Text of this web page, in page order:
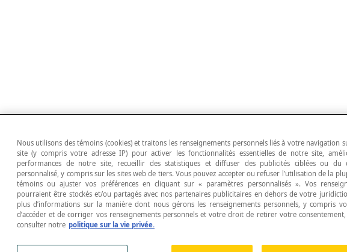
litres.
Nous utilisons des témoins (cookies) et traitons les renseignements personnels liés à votre navigation
site (y compris votre adresse IP) pour activer les fonctionnalités essentielles de notre site,
performances de notre site, recueillir des statistiques et diffuser des publicités ciblées ou du
personnalisé, y compris sur les sites web de tiers. Vous pouvez accepter ou refuser l’utilisation de la
témoins ou ajuster vos préférences en cliquant sur « paramètres personnalisés ». Vos
pourraient être stockés et/ou partagés avec nos partenaires publicitaires en dehors de votre
plus d’informations sur la manière dont nous gérons les renseignements personnels, y compris
d’accéder et de corriger vos renseignements personnels et votre droit de retirer votre consentement,
consulter notre politique sur la vie privée.